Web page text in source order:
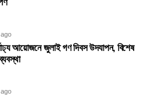
আয়োজনে জুলাই গণ দিবস উদযাপন, বিশেষ